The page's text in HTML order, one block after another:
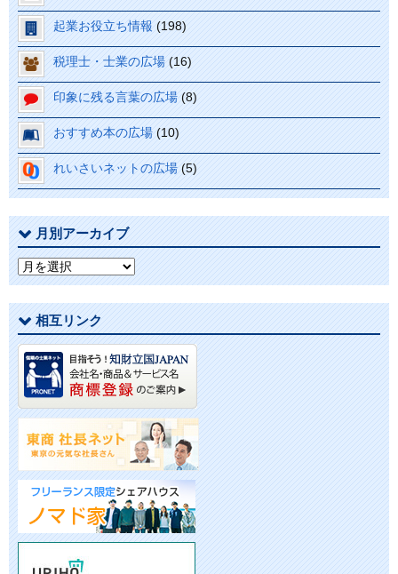
起業お役立ち情報 (198)
税理士・士業の広場 (16)
印象に残る言葉の広場 (8)
おすすめ本の広場 (10)
れいさいネットの広場 (5)
月別アーカイブ
月
別
ア
ー
カ
イ
ブ
相互リンク